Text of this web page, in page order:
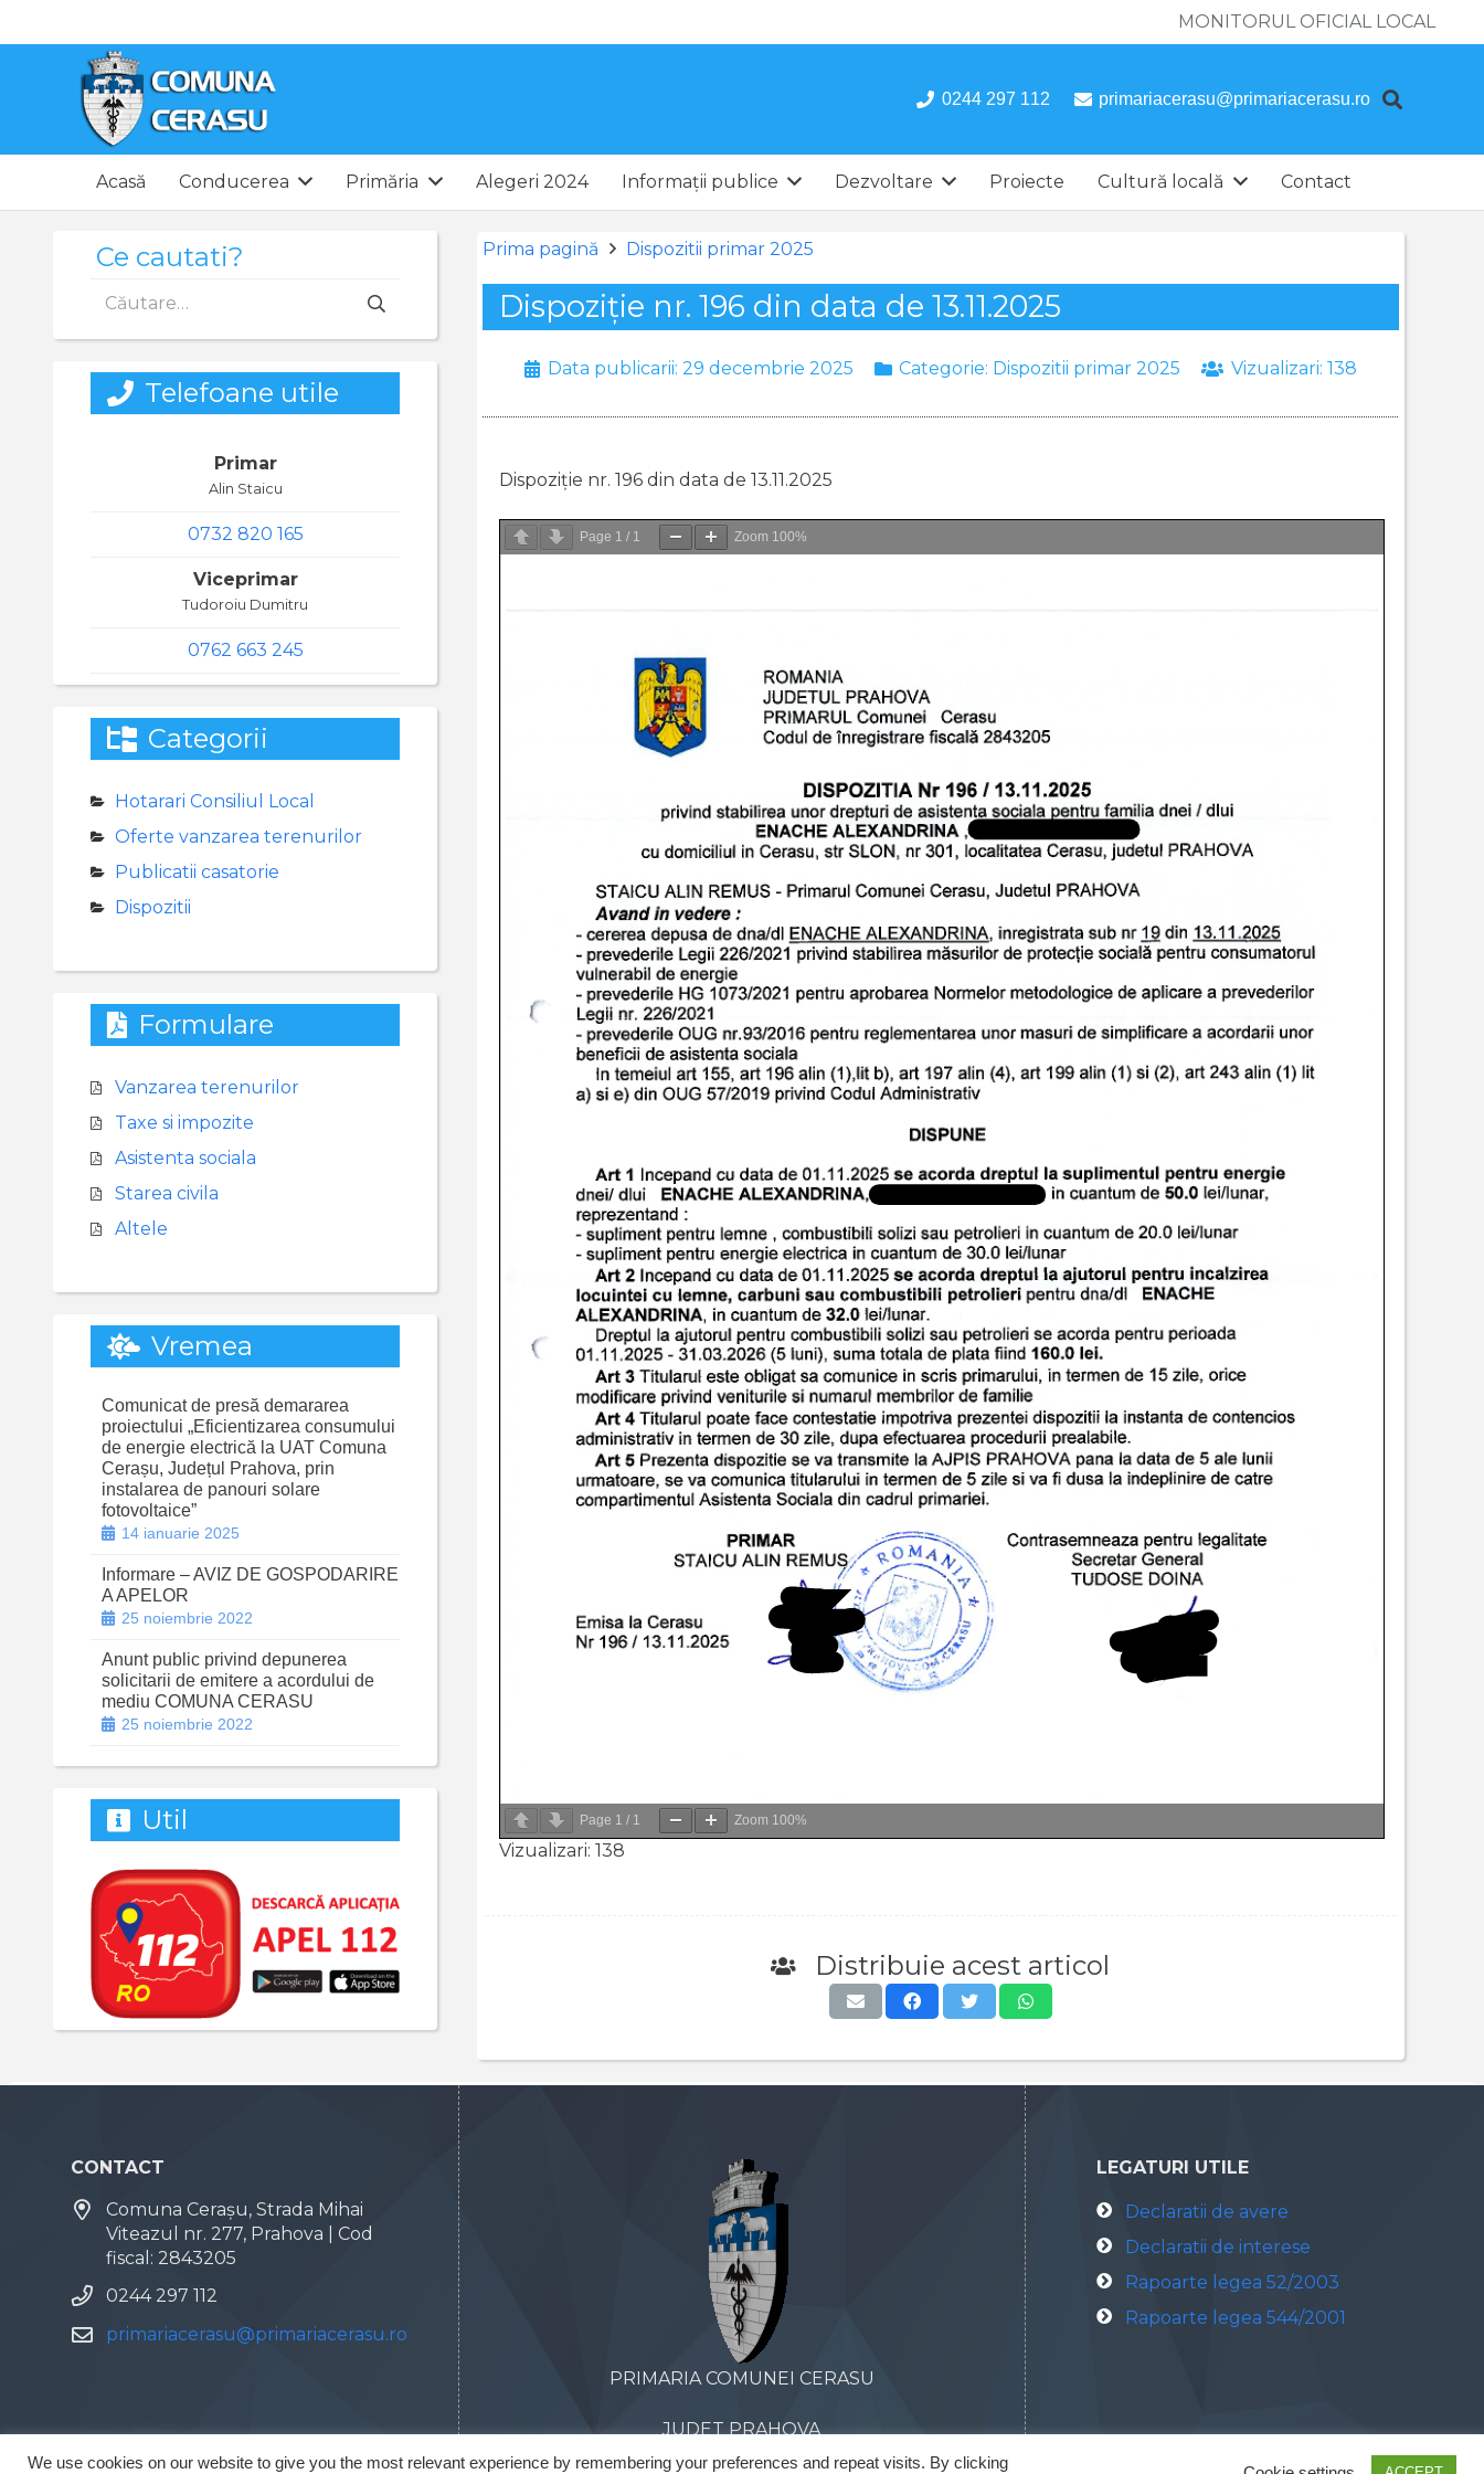
MONITORUL OFICIAL LOCAL
0244 297 112 primariacerasu@primariacerasu.ro
Acasă Conducerea Primăria Alegeri 2024 Informații publice Dezvoltare Proiecte Cultură locală Contact
Prima pagină Dispozitii primar 2025
Dispoziție nr. 196 din data de 13.11.2025
Data publicarii: 29 decembrie 2025 Categorie: Dispozitii primar 2025 Vizualizari: 138
Dispoziție nr. 196 din data de 13.11.2025
Page 1 / 1 Zoom 100%
Page 1 / 1 Zoom 100%
Vizualizari: 138
Distribuie acest articol
Ce cautati?
după:
Telefoane utile
Primar
Alin Staicu
0732 820 165
Viceprimar
Tudoroiu Dumitru
0762 663 245
Categorii
Hotarari Consiliul Local
Oferte vanzarea terenurilor
Publicatii casatorie
Dispozitii
Formulare
Vanzarea terenurilor
Taxe si impozite
Asistenta sociala
Starea civila
Altele
Vremea
Comunicat de presă demararea
proiectului „Eficientizarea consumului
de energie electrică la UAT Comuna
Cerașu, Județul Prahova, prin
instalarea de panouri solare
fotovoltaice”
14 ianuarie 2025
Informare – AVIZ DE GOSPODARIRE
A APELOR
25 noiembrie 2022
Anunt public privind depunerea
solicitarii de emitere a acordului de
mediu COMUNA CERASU
25 noiembrie 2022
Util
CONTACT
Comuna Cerașu, Strada Mihai
Viteazul nr. 277, Prahova | Cod
fiscal: 2843205
0244 297 112
primariacerasu@primariacerasu.ro
PRIMARIA COMUNEI CERASU
JUDET PRAHOVA
LEGATURI UTILE
Declaratii de avere
Declaratii de interese
Rapoarte legea 52/2003
Rapoarte legea 544/2001
We use cookies on our website to give you the most relevant experience by remembering your preferences and repeat visits. By clicking